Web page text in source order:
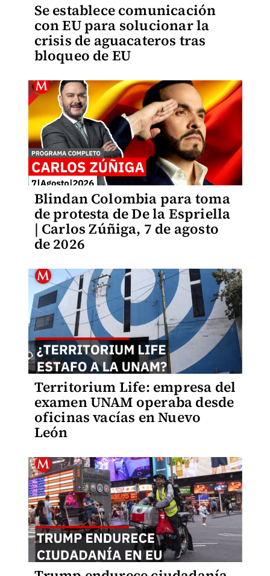
Se establece comunicación
con EU para solucionar la
crisis de aguacateros tras
bloqueo de EU
Blindan Colombia para toma
de protesta de De la Espriella
| Carlos Zúñiga, 7 de agosto
de 2026
Territorium Life: empresa del
examen UNAM operaba desde
oficinas vacías en Nuevo
León